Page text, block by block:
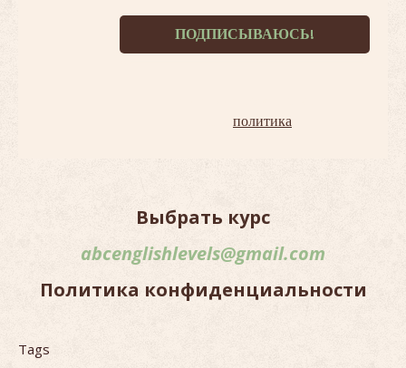
политика
Выбрать курс
abcenglishlevels@gmail.com
Политика конфиденциальности
Tags